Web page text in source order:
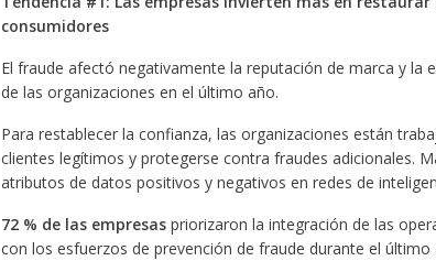
consumidores
El fraude afectó negativamente la reputación de marca y la
de las organizaciones en el último año.
Para restablecer la confianza, las organizaciones están
clientes legítimos y protegerse contra fraudes adicionales.
atributos de datos positivos y negativos en redes de
72 % de las empresas priorizaron la integración de las
con los esfuerzos de prevención de fraude durante el último